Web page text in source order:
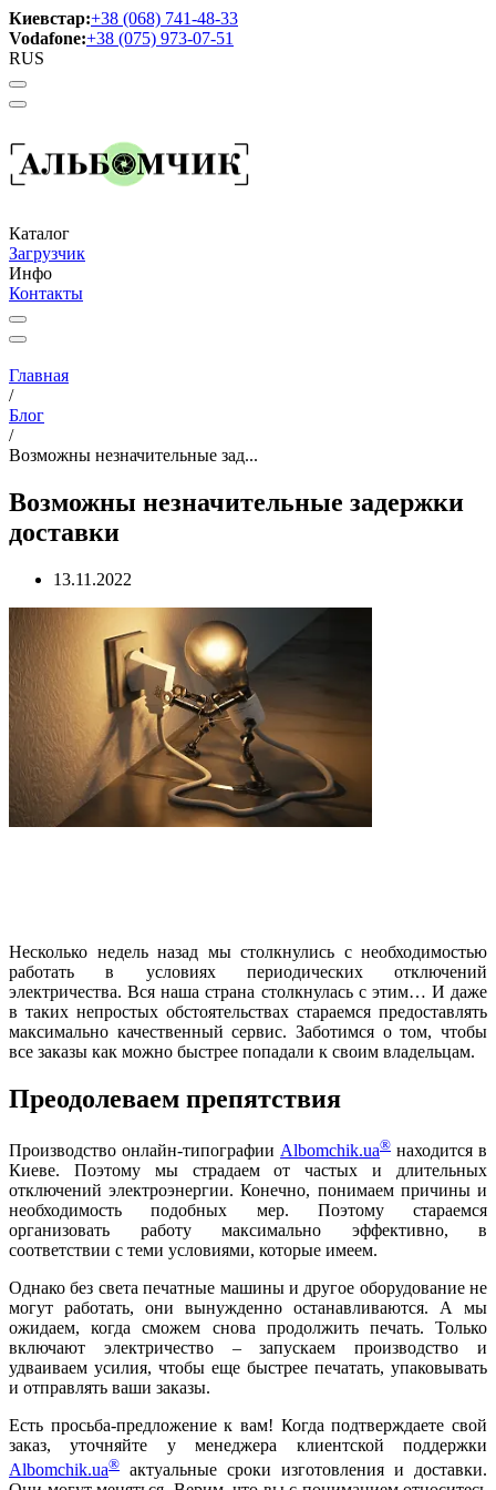
Киевстар:+38 (068) 741-48-33
Vodafone:+38 (075) 973-07-51
RUS
Каталог
Загрузчик
Инфо
Контакты
Главная
/
Блог
/
Возможны незначительные зад...
Возможны незначительные задержки
доставки
13.11.2022
Несколько недель назад мы столкнулись с необходимостью
работать в условиях периодических отключений
электричества. Вся наша страна столкнулась с этим… И даже
в таких непростых обстоятельствах стараемся предоставлять
максимально качественный сервис. Заботимся о том, чтобы
все заказы как можно быстрее попадали к своим владельцам.
Преодолеваем препятствия
Производство онлайн-типографии Albomchik.ua® находится в
Киеве. Поэтому мы страдаем от частых и длительных
отключений электроэнергии. Конечно, понимаем причины и
необходимость подобных мер. Поэтому стараемся
организовать работу максимально эффективно, в
соответствии с теми условиями, которые имеем.
Однако без света печатные машины и другое оборудование не
могут работать, они вынужденно останавливаются. А мы
ожидаем, когда сможем снова продолжить печать. Только
включают электричество – запускаем производство и
удваиваем усилия, чтобы еще быстрее печатать, упаковывать
и отправлять ваши заказы.
Есть просьба-предложение к вам! Когда подтверждаете свой
заказ, уточняйте у менеджера клиентской поддержки
Albomchik.ua® актуальные сроки изготовления и доставки.